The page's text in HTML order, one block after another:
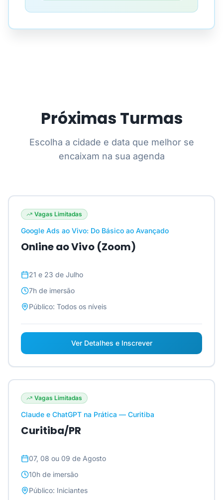
Próximas Turmas
Escolha a cidade e data que melhor se
encaixam na sua agenda
Vagas Limitadas
Google Ads ao Vivo: Do Básico ao Avançado
Online ao Vivo (Zoom)
21 e 23 de Julho
7h de imersão
Público: Todos os níveis
Ver Detalhes e Inscrever
Vagas Limitadas
Claude e ChatGPT na Prática — Curitiba
Curitiba/PR
07, 08 ou 09 de Agosto
10h de imersão
Público: Iniciantes